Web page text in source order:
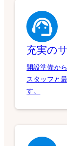
充実の
開設準備か
スタッフと
す。